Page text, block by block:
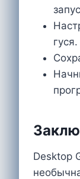
гуся.
Desktop